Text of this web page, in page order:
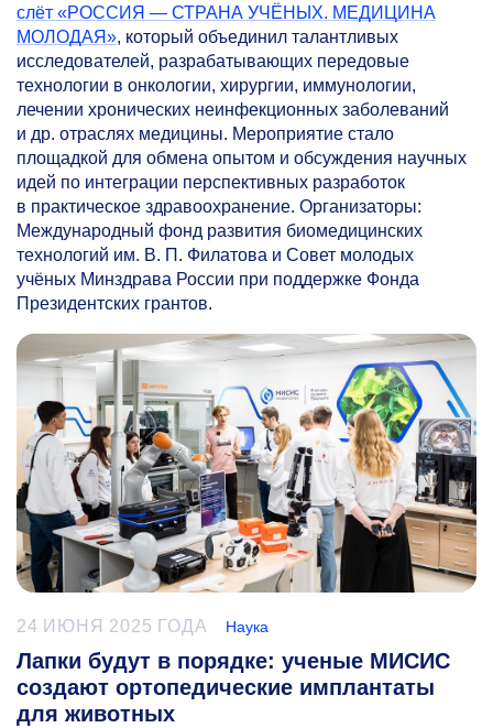
слёт «РОССИЯ — СТРАНА УЧЁНЫХ. МЕДИЦИНА
МОЛОДАЯ», который объединил талантливых
исследователей, разрабатывающих передовые
технологии в онкологии, хирургии, иммунологии,
лечении хронических неинфекционных заболеваний
и др. отраслях медицины. Мероприятие стало
площадкой для обмена опытом и обсуждения научных
идей по интеграции перспективных разработок
в практическое здравоохранение. Организаторы:
Международный фонд развития биомедицинских
технологий им. В. П. Филатова и Совет молодых
учёных Минздрава России при поддержке Фонда
Президентских грантов.
24 ИЮНЯ 2025 ГОДА Наука
Лапки будут в порядке: ученые МИСИС
создают ортопедические имплантаты
для животных